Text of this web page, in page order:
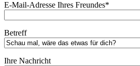
E-Mail-Adresse Ihres Freundes*
Betreff
Ihre Nachricht